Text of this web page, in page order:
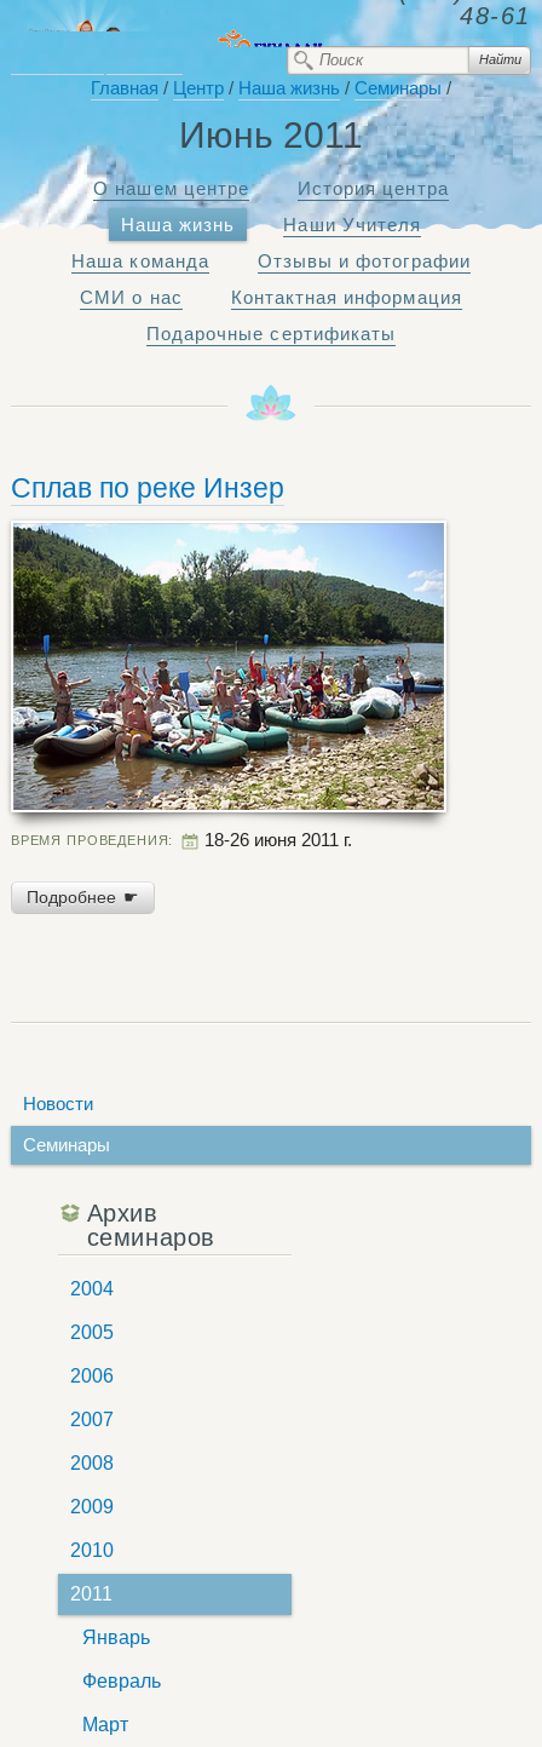
48-61
Главная / Центр/ Наша жизнь / Семинары/
Июнь 2011
О нашем центре
История центра
Наша жизнь
Наши Учителя
Наша команда
Отзывы и фотографии
СМИ о нас
Контактная информация
Подарочные сертификаты
Сплав по реке Инзер
ВРЕМЯ ПРОВЕДЕНИЯ: 18-26 июня 2011 г.
Подробнее ☛
Новости
Семинары
Архив
семинаров
2004
2005
2006
2007
2008
2009
2010
2011
Январь
Февраль
Март